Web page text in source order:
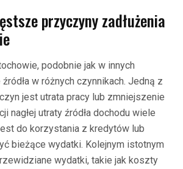
przyczyny zadłużenia
podobnie jak w innych
w różnych czynnikach. Jedną z
jest utrata pracy lub zmniejszenie
nagłej utraty źródła dochodu wiele
do korzystania z kredytów lub
bieżące wydatki. Kolejnym istotnym
wydatki, takie jak koszty